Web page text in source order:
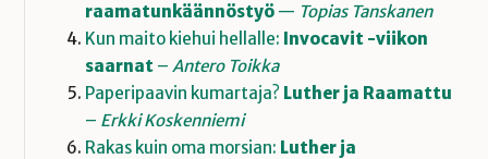
raamatunkäännöstyö — Topias Tanskanen
Kun maito kiehui hellalle: Invocavit -viikon
saarnat –Antero Toikka
Paperipaavin kumartaja? Luther ja Raamattu
– Erkki Koskenniemi
Rakas kuin oma morsian: Luther ja